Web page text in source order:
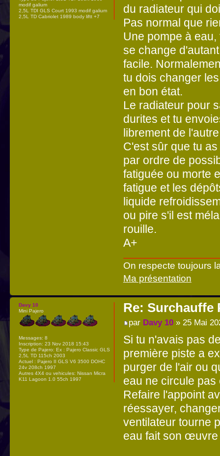
du radiateur qui
Pas normal que
Une pompe à
se change
facile.
tu dois changer
en bon état.
Le radiateur pour
durites et tu
librement de
C'est sûr que tu
par ordre de
fatiguée ou morte
fatigue et les
liquide
ou pire s'il est
rouille.
A+
On respecte toujours
Ma présentation
modif galium
2,5L TDI GLS Court 1993 modif galium
2,5L TD Cabriolet 1989 body liftt +7
Re: Surchauffe
par Davy 10» 25 Mai
Si tu n'avais pas
première piste a
purger de l'air ou
eau ne circule
Refaire l'appoint
réessayer,
ventilateur tourne
eau fait son œuvre
Davy 10
Mini Pajero
Messages: 8
Inscription: 23 Nov 2018 15:43
Type de Pajero: Ex : Pajero Classic GLS
2,5L TD 115ch 2003
Actuel : Pajero II GLS V6 3500 DOHC
24v 208ch 1997
Autres 4X4 ou vehicules: Nissan Micra
K11 Lagoon 1.0 55ch 1997